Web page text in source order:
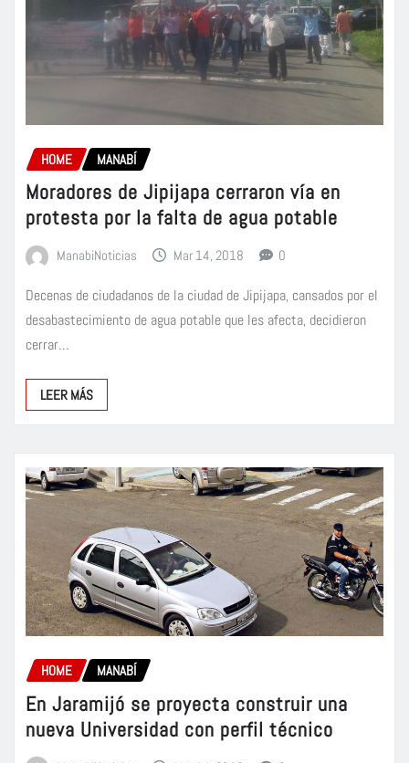
HOME MANABÍ
Moradores de Jipijapa cerraron vía en
protesta por la falta de agua potable
ManabiNoticias Mar 14, 2018 0
Decenas de ciudadanos de la ciudad de Jipijapa, cansados por el
desabastecimiento de agua potable que les afecta, decidieron
cerrar…
LEER MÁS
HOME MANABÍ
En Jaramijó se proyecta construir una
nueva Universidad con perfil técnico